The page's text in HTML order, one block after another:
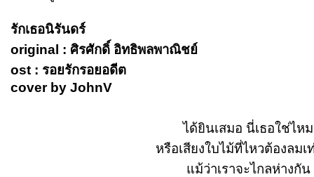
รักเธอนิรันดร์
original : ศิรศักดิ์ อิทธิพลพาณิชย์
ost : รอยรักรอยอดีต
cover by JohnV
ได้ยินเสมอ นี่เธอใช่ไหม
หรือเสียงใบไม้ที่ไหวต้องลม
ม้ว่าเราจะไกลห่างกัน